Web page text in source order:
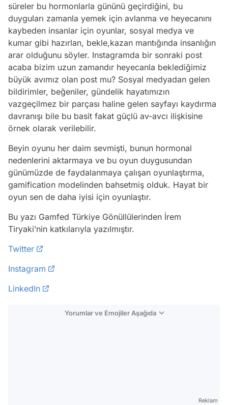
süreler bu hormonlarla gününü geçirdiğini, bu
duyguları zamanla yemek için avlanma ve heyecanını
kaybeden insanlar için oyunlar, sosyal medya ve
kumar gibi hazırlan, bekle,kazan mantığında insanlığın
arar olduğunu söyler. Instagramda bir sonraki post
acaba bizim uzun zamandır heyecanla beklediğimiz
büyük avımız olan post mu? Sosyal medyadan gelen
bildirimler, beğeniler, gündelik hayatımızın
vazgeçilmez bir parçası haline gelen sayfayı kaydırma
davranışı bile bu basit fakat güçlü av-avcı ilişkisine
örnek olarak verilebilir.
Beyin oyunu her daim sevmişti, bunun hormonal
nedenlerini aktarmaya ve bu oyun duygusundan
günümüzde de faydalanmaya çalışan oyunlaştırma,
gamification modelinden bahsetmiş olduk. Hayat bir
oyun sen de daha iyisi için oyunlaştır.
Bu yazı Gamfed Türkiye Gönüllülerinden İrem
Tiryaki’nin katkılarıyla yazılmıştır.
Twitter
Instagram
LinkedIn
Yorumlar ve Emojiler Aşağıda
Reklam